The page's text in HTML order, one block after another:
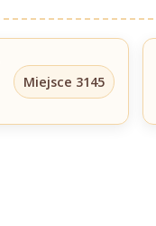
Miejsce 3145